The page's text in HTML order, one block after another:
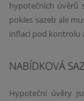
hypotečních úvěrů
pokles sazeb ale
inflaci pod kontrolu
NABÍDKOVÁ
Hypoteční úvěry